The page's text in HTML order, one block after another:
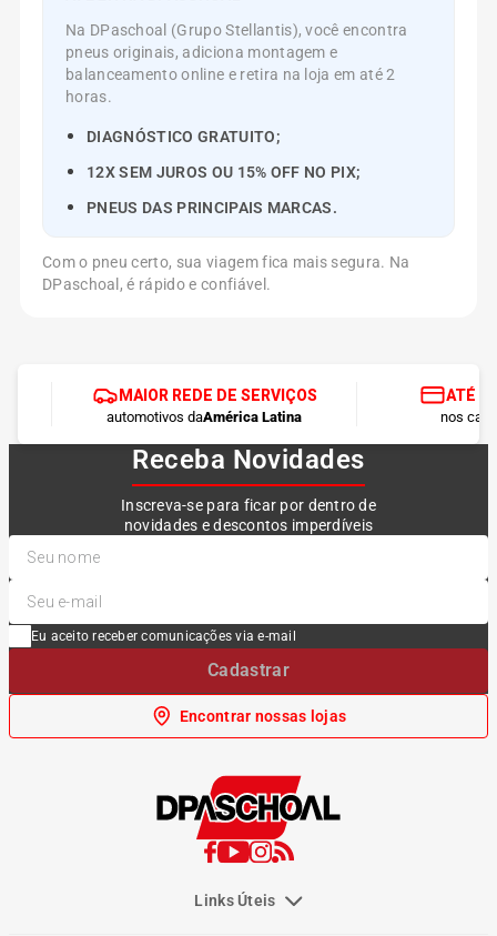
Na DPaschoal (Grupo Stellantis), você encontra
pneus originais, adiciona montagem e
balanceamento online e retira na loja em até 2
horas.
DIAGNÓSTICO GRATUITO;
12X SEM JUROS OU 15% OFF NO PIX;
PNEUS DAS PRINCIPAIS MARCAS.
Com o pneu certo, sua viagem fica mais segura. Na
DPaschoal, é rápido e confiável.
MAIOR REDE DE SERVIÇOS
automotivos daAmérica Latina
ATÉ
nos
Receba Novidades
Inscreva-se para ficar por dentro de
novidades e descontos imperdíveis
Eu aceito receber comunicações via e-mail
Cadastrar
Encontrar nossas lojas
Links Úteis